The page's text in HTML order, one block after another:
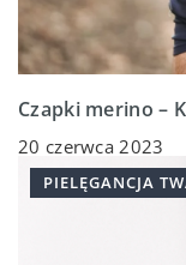
Czapki merino –
20 czerwca 2023
PIELĘGANCJA